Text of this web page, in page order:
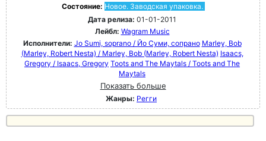
Состояние: Новое. Заводская упаковка.
Дата релиза: 01-01-2011
Лейбл: Wagram Music
Исполнители: Jo Sumi, soprano / Йо Суми, сопрано Marley, Bob
(Marley, Robert Nesta) / Marley, Bob (Marley, Robert Nesta) Isaacs,
Gregory / Isaacs, Gregory Toots and The Maytals / Toots and The
Maytals
Показать больше
Жанры: Регги